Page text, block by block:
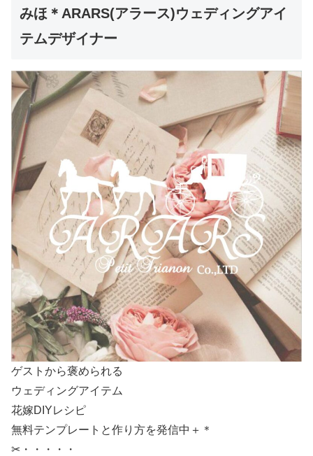
みほ＊ARARS(アラース)ウェディングアイ
テムデザイナー
ゲストから褒められる
ウェディングアイテム
花嫁DIYレシピ
無料テンプレートと作り方を発信中＋＊
✂・・・・・